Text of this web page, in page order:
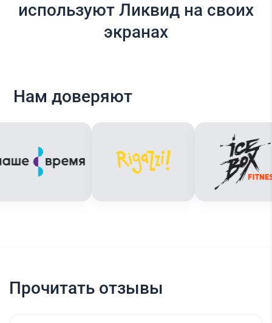
используют Ликвид на своих
экранах
Нам доверяют
Прочитать отзывы